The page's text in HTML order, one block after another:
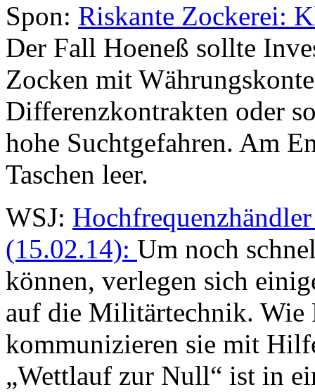
Spon: Riskante Zockerei:
Der Fall Hoeneß sollte
Zocken mit
Differenzkontrakten oder
hohe Suchtgefahren. Am
Taschen leer.
WSJ:
(15.02.14): Um noch
können, verlegen sich
auf die Militärtechnik. Wie
kommunizieren sie mit
„Wettlauf zur Null“ ist in